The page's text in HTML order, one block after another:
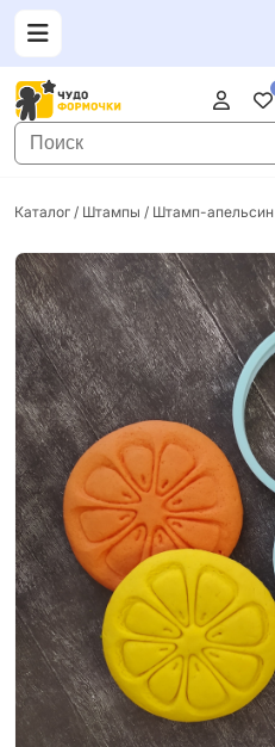
Каталог / Штампы / Штамп-апельсин